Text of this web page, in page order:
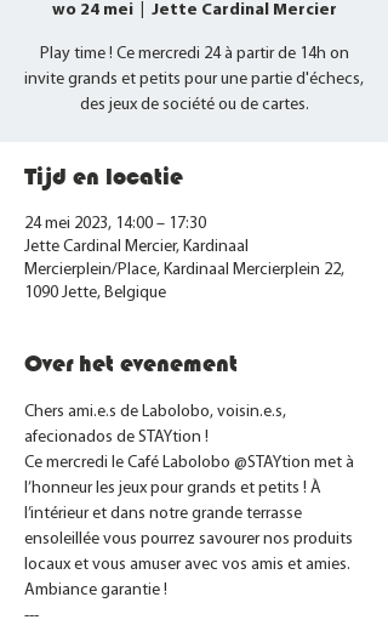
wo 24 mei
  |
Jette Cardinal Mercier
Play time ! Ce mercredi 24 à partir de 14h on
invite grands et petits pour une partie d'échecs,
des jeux de société ou de cartes.
Tijd en locatie
24 mei 2023, 14:00 – 17:30
Jette Cardinal Mercier, Kardinaal
Mercierplein/Place, Kardinaal Mercierplein 22,
1090 Jette, Belgique
Over het evenement
Chers ami.e.s de Labolobo, voisin.e.s,
afecionados de STAYtion !
Ce mercredi le Café Labolobo @STAYtion met à
l’honneur les jeux pour grands et petits ! À
l’intérieur et dans notre grande terrasse
ensoleillée vous pourrez savourer nos produits
locaux et vous amuser avec vos amis et amies.
Ambiance garantie !
---